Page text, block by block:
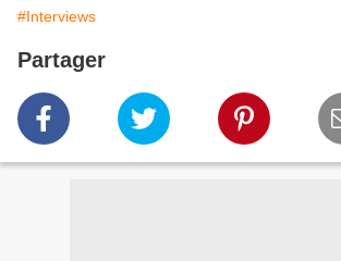
#Interviews
Partager